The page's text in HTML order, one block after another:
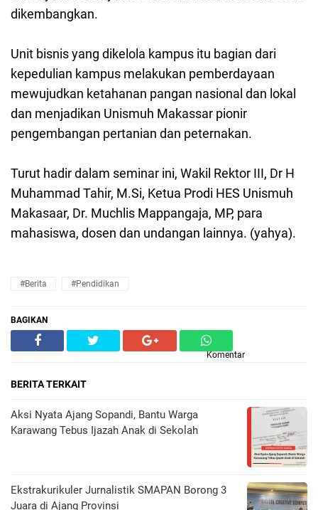
dikembangkan.
Unit bisnis yang dikelola kampus itu bagian dari
kepedulian kampus melakukan pemberdayaan
mewujudkan ketahanan pangan nasional dan lokal
dan menjadikan Unismuh Makassar pionir
pengembangan pertanian dan peternakan.
Turut hadir dalam seminar ini, Wakil Rektor III, Dr H
Muhammad Tahir, M.Si, Ketua Prodi HES Unismuh
Makasaar, Dr. Muchlis Mappangaja, MP, para
mahasiswa, dosen dan undangan lainnya. (yahya).
#Berita #Pendidikan
BAGIKAN
Komentar
BERITA TERKAIT
Aksi Nyata Ajang Sopandi, Bantu Warga
Karawang Tebus Ijazah Anak di Sekolah
Ekstrakurikuler Jurnalistik SMAPAN Borong 3
Juara di Ajang Provinsi